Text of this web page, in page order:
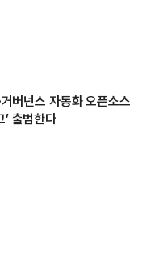
버넌스 자동화 오픈소스
’ 출범한다